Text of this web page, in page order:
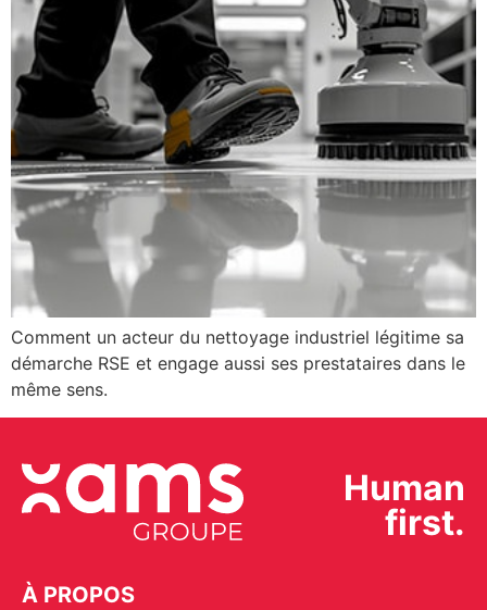
Comment un acteur du nettoyage industriel légitime sa
démarche RSE et engage aussi ses prestataires dans le
même sens.
Human
first.
À PROPOS